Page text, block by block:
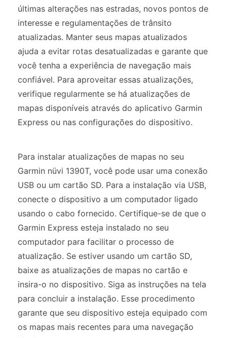
últimas alterações nas estradas, novos pontos de
interesse e regulamentações de trânsito
atualizadas. Manter seus mapas atualizados
ajuda a evitar rotas desatualizadas e garante que
você tenha a experiência de navegação mais
confiável. Para aproveitar essas atualizações,
verifique regularmente se há atualizações de
mapas disponíveis através do aplicativo Garmin
Express ou nas configurações do dispositivo.
Para instalar atualizações de mapas no seu
Garmin nüvi 1390T, você pode usar uma conexão
USB ou um cartão SD. Para a instalação via USB,
conecte o dispositivo a um computador ligado
usando o cabo fornecido. Certifique-se de que o
Garmin Express esteja instalado no seu
computador para facilitar o processo de
atualização. Se estiver usando um cartão SD,
baixe as atualizações de mapas no cartão e
insira-o no dispositivo. Siga as instruções na tela
para concluir a instalação. Esse procedimento
garante que seu dispositivo esteja equipado com
os mapas mais recentes para uma navegação